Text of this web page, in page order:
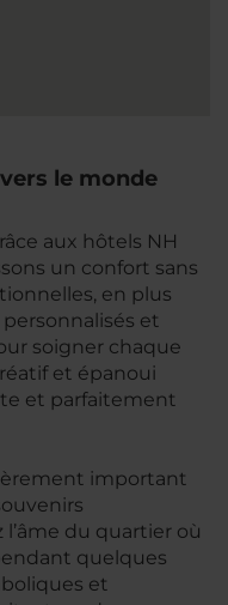
le monde
aux hôtels NH
un confort sans
en plus
et
soigner chaque
et épanoui
et parfaitement
important
du quartier où
quelques
et